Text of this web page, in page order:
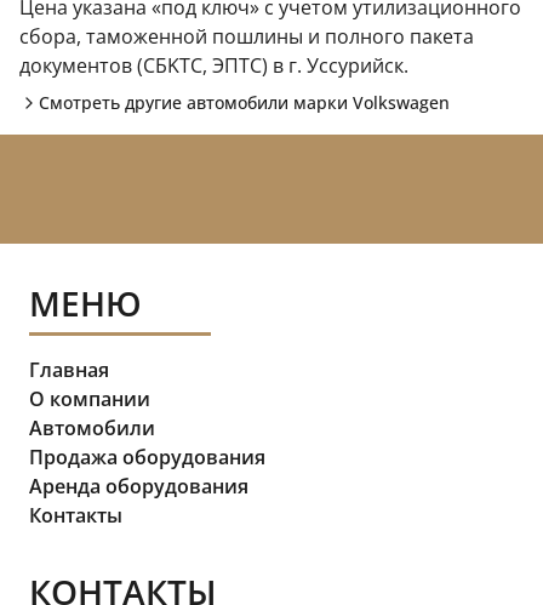
Цена указана «под ключ» с учетом утилизационного
сбора, таможенной пошлины и полного пакета
документов (CБKТС, ЭПTC) в г. Уссурийск.
Смотреть другие автомобили марки Volkswagen
МЕНЮ
Главная
О компании
Автомобили
Продажа оборудования
Аренда оборудования
Контакты
КОНТАКТЫ